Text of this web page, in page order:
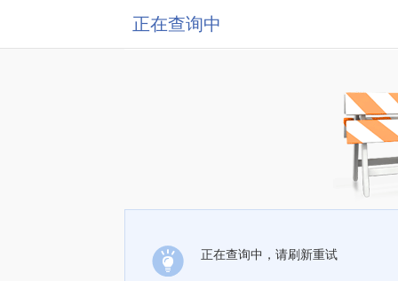
正在查询中
正在查询中，请刷新重试